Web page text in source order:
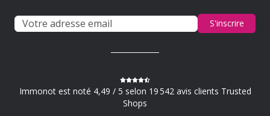
S'inscrire
Immonot est noté 4,49 / 5 selon 19 542 avis clients Trusted
Shops